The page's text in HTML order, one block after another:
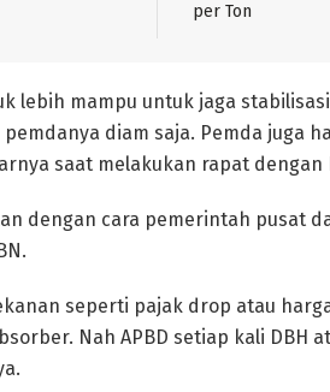
per Ton
lebih mampu untuk jaga stabilisasi
diam saja. Pemda juga
saat melakukan rapat dengan
dengan cara pemerintah pusat
seperti pajak drop atau
Nah APBD setiap kali DBH